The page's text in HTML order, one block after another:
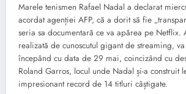
Marele tenismen Rafael Nadal a declarat
acordat agenției AFP, că a dorit să fie
seria sa documentară ce va apărea pe Netflix.
realizată de cunoscutul gigant de streaming,
începând cu data de 29 mai, coincizând cu
Roland Garros, locul unde Nadal și-a construit
impresionant record de 14 titluri câștigate.